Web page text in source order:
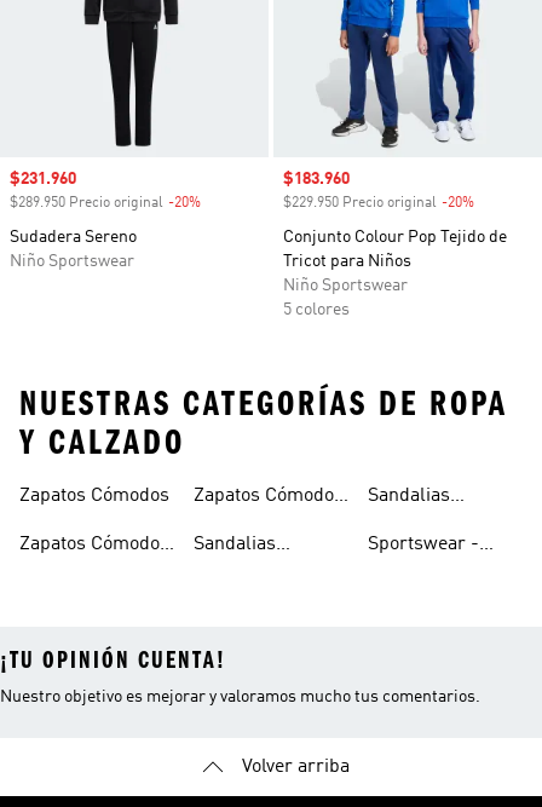
Precio de venta
$231.960
$289.950 Precio original -20%
Sudadera Sereno
Niño Sportswear
Precio de venta
$183.960
$229.950 Precio original -20%
Conjunto Colour Pop Tejido de
Tricot para Niños
Niño Sportswear
5 colores
NUESTRAS CATEGORÍAS DE ROPA
Y CALZADO
Zapatos Cómodos
Zapatos Cómodos
Zapatos Cómodos
Sandalias
Sandalias
Sportswear -
¡TU OPINIÓN CUENTA!
Nuestro objetivo es mejorar y valoramos mucho tus comentarios.
Volver arriba